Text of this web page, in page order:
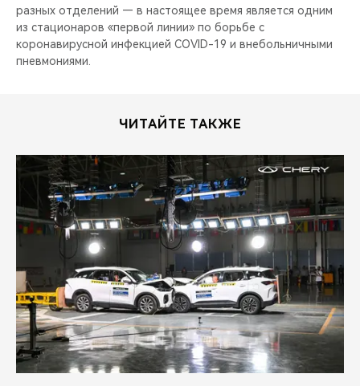
разных отделений — в настоящее время является одним
из стационаров «первой линии» по борьбе с
коронавирусной инфекцией COVID-19 и внебольничными
пневмониями.
ЧИТАЙТЕ ТАКЖЕ